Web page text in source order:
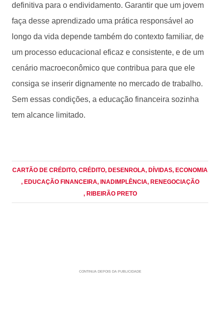
definitiva para o endividamento. Garantir que um jovem
faça desse aprendizado uma prática responsável ao
longo da vida depende também do contexto familiar, de
um processo educacional eficaz e consistente, e de um
cenário macroeconômico que contribua para que ele
consiga se inserir dignamente no mercado de trabalho.
Sem essas condições, a educação financeira sozinha
tem alcance limitado.
CARTÃO DE CRÉDITO, CRÉDITO, DESENROLA, DÍVIDAS, ECONOMIA
, EDUCAÇÃO FINANCEIRA, INADIMPLÊNCIA, RENEGOCIAÇÃO
, RIBEIRÃO PRETO